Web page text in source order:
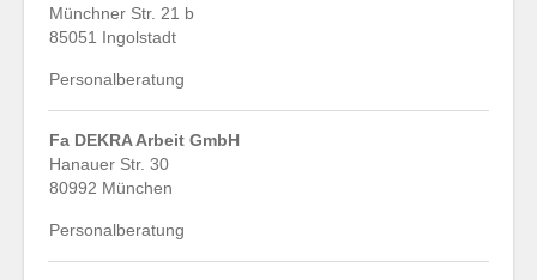
Münchner Str. 21 b
85051 Ingolstadt
Personalberatung
Fa DEKRA Arbeit GmbH
Hanauer Str. 30
80992 München
Personalberatung